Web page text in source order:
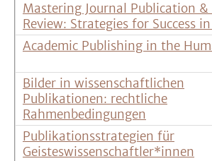
Mastering Journal Publication &
Review: Strategies for Success
Academic Publishing in the
Bilder in wissenschaftlichen
Publikationen: rechtliche
Rahmenbedingungen
Publikationsstrategien für
Geisteswissenschaftler*innen